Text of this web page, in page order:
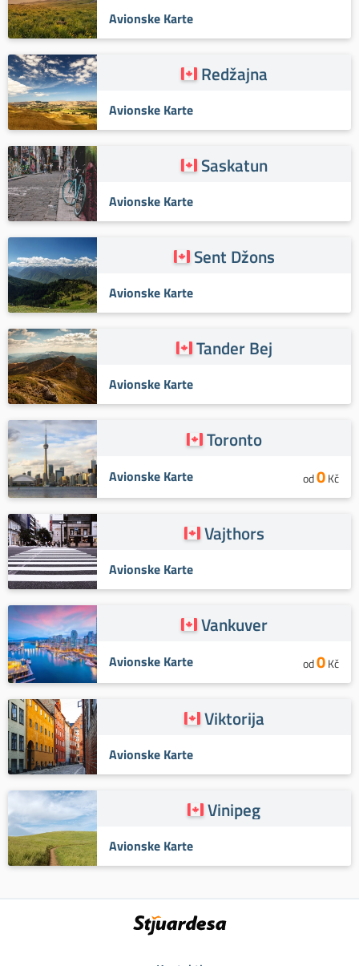
Avionske Karte
Redžajna
Avionske Karte
Saskatun
Avionske Karte
Sent Džons
Avionske Karte
Tander Bej
Avionske Karte
Toronto
Avionske Karte od0Kč
Vajthors
Avionske Karte
Vankuver
Avionske Karte od0Kč
Viktorija
Avionske Karte
Vinipeg
Avionske Karte